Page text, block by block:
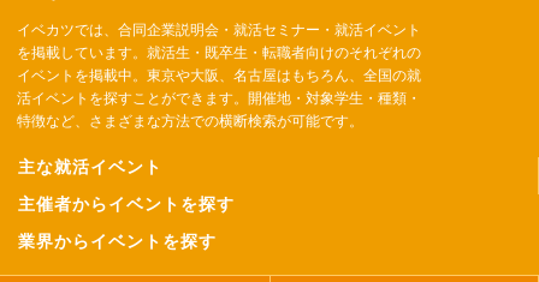
イベカツでは、合同企業説明会・就活セミナー・就活イベント
を掲載しています。就活生・既卒生・転職者向けのそれぞれの
イベントを掲載中。東京や大阪、名古屋はもちろん、全国の就
活イベントを探すことができます。開催地・対象学生・種類・
特徴など、さまざまな方法での横断検索が可能です。
主な就活イベント
主催者からイベントを探す
業界からイベントを探す